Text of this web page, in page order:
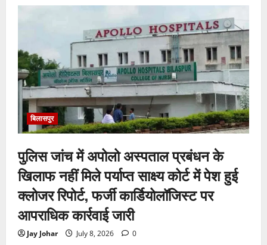
आदेश
नई
कार्यकारिणी
को
वैधता,
चर्च
प्रबंधन
विवाद
पर
लगा
विराम
बिलासपुर
पुलिस जांच में अपोलो अस्पताल प्रबंधन के
खिलाफ नहीं मिले पर्याप्त साक्ष्य कोर्ट में पेश हुई
क्लोजर रिपोर्ट, फर्जी कार्डियोलॉजिस्ट पर
आपराधिक कार्रवाई जारी
Jay Johar July 8, 2026 0